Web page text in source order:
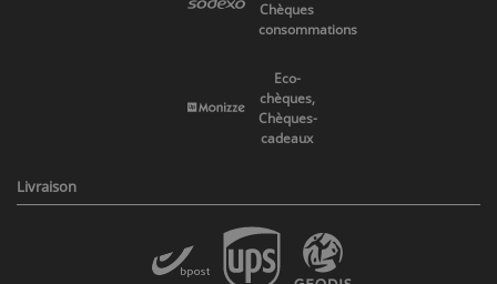
Chèques
consommations
Eco-
chèques,
Chèques-
cadeaux
Livraison